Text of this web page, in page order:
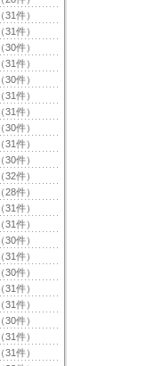
（31件）
（31件）
（30件）
（31件）
（30件）
（31件）
（31件）
（30件）
（31件）
（30件）
（32件）
（28件）
（31件）
（31件）
（30件）
（31件）
（30件）
（31件）
（31件）
（30件）
（31件）
（31件）